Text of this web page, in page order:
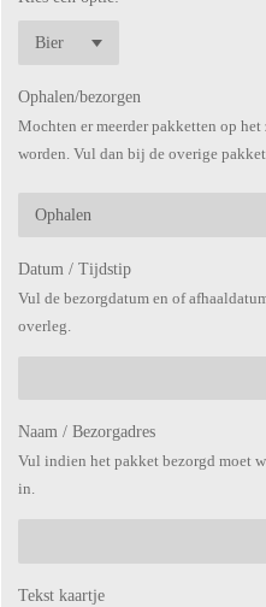
Ophalen/bezorgen
Mochten er meerder pakketten op het
worden. Vul dan bij de overige
Datum / Tijdstip
Vul de bezorgdatum en of
overleg.
Naam / Bezorgadres
Vul indien het pakket bezorgd moet
in.
Tekst kaartje